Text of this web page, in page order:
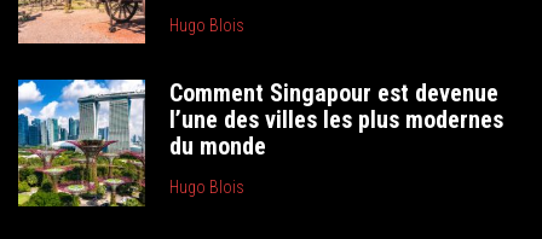
Hugo Blois
Comment Singapour est devenue
l’une des villes les plus modernes
du monde
Hugo Blois